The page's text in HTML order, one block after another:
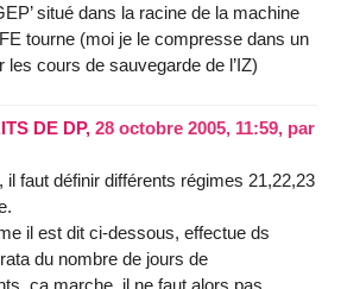
situé dans la racine de la machine
tourne (moi je le compresse dans un
les cours de sauvegarde de l’IZ)
DE DP, 28 octobre 2005, 11:59, par
il faut définir différents régimes 21,22,23
il est dit ci-dessous, effectue ds
du nombre de jours de
ça marche, il ne faut alors pas